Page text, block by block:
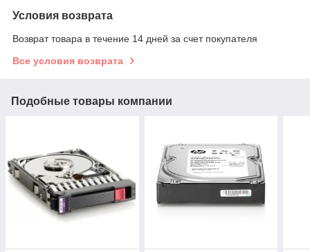
Условия возврата
Возврат товара в течение 14 дней за счет покупателя
Все условия возврата
Подобные товары компании